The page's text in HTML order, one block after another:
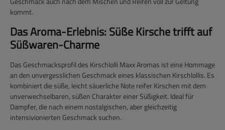
kommt.
Das Aroma-Erlebnis: Süße Kirsche trifft auf
Süßwaren-Charme
Das Geschmacksprofil des Kirschlolli Maxx Aromas ist eine Hommage
an den unvergesslichen Geschmack eines klassischen Kirschlollis. Es
kombiniert die süße, leicht säuerliche Note reifer Kirschen mit dem
unverwechselbaren, süßen Charakter einer Süßigkeit. Ideal für
Dampfer, die nach einem nostalgischen, aber gleichzeitig
intensivionierten Geschmack suchen.